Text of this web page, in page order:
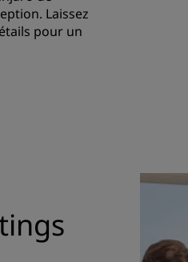
Laissez
pour un